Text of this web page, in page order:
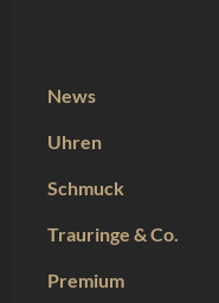
News
Uhren
Schmuck
Trauringe & Co.
Premium